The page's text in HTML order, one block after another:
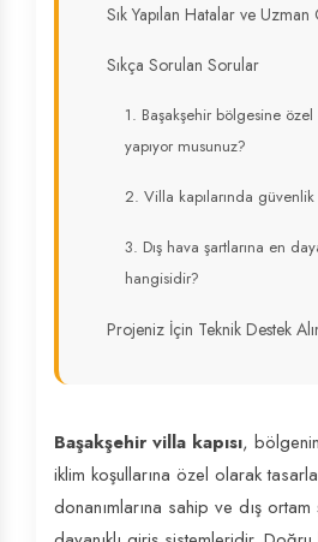
Sık Yapılan Hatalar ve
Sıkça Sorulan Sorular
1. Başakşehir bölgesine
yapıyor musunuz?
2. Villa kapılarında güvenlik
3. Dış hava şartlarına en
hangisidir?
Projeniz İçin Teknik Destek
Başakşehir villa kapısı,
iklim koşullarına özel olarak
donanımlarına sahip ve dış ortam